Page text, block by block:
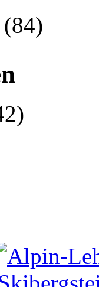
(84)